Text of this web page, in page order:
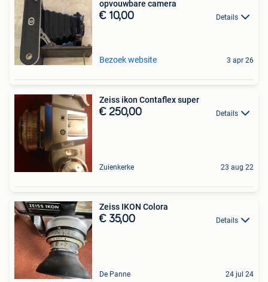
opvouwbare camera
€ 10,00 Details
Bezoek website 3 apr 26
Zeiss ikon Contaflex super
€ 250,00 Details
Zuienkerke 23 aug 22
Zeiss IKON Colora
€ 35,00 Details
De Panne 24 jul 24